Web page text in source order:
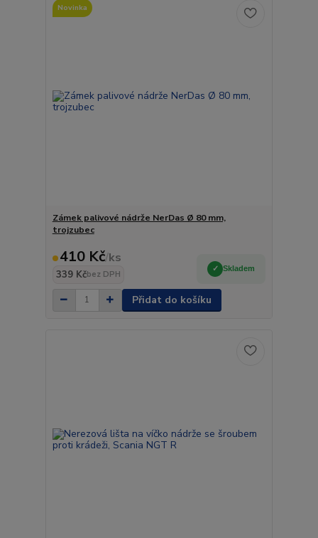
Novinka
Zámek palivové nádrže NerDas Ø 80 mm,
trojzubec
410 Kč/ks
339 Kčbez DPH
Skladem
Přidat do košíku